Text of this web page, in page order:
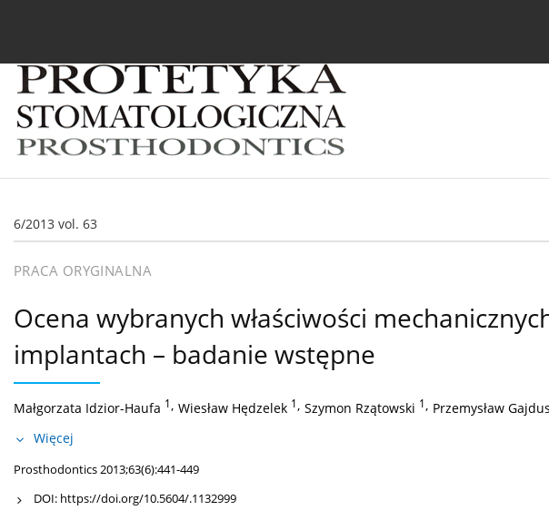
6/2013 vol. 63
PRACA ORYGINALNA
Ocena wybranych właściwości
implantach – badanie wstępne
Małgorzata Idzior-Haufa 1, Wiesław Hędzelek 1, Szymon Rzątowski 1, Przemysław Gajdus
Więcej
Prosthodontics 2013;63(6):441-449
DOI: https://doi.org/10.5604/.1132999